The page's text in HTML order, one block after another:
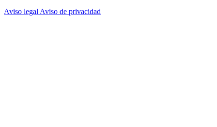
Aviso legal Aviso de privacidad